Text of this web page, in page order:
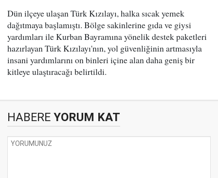
Dün ilçeye ulaşan Türk Kızılayı, halka sıcak yemek
dağıtmaya başlamıştı. Bölge sakinlerine gıda ve giysi
yardımları ile Kurban Bayramına yönelik destek paketleri
hazırlayan Türk Kızılayı'nın, yol güvenliğinin artmasıyla
insani yardımlarını on binleri içine alan daha geniş bir
kitleye ulaştıracağı belirtildi.
HABERE YORUM KAT